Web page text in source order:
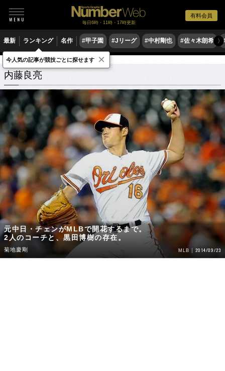
有料会員
毎日6時・11時・17時更新
最新 ランキング 名作 #甲子園 #Jリーグ #中村剛也 #佐々木朗希 〉
内藤良亮 関連記事
内藤良亮
元中日・チェンがMLBで開花するまで。
2人のコーチと、黒田博樹の存在。
菊地慶剛 MLB 2014/09/23
今人気の記事が競技ごとに探せます ×